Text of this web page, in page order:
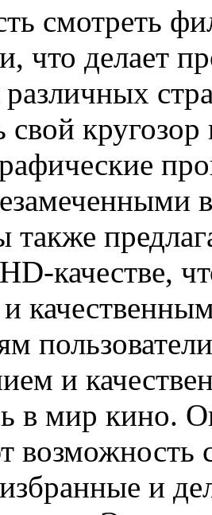
смотреть
что делает
также
качестве,
и
в мир кино.
возможность
и